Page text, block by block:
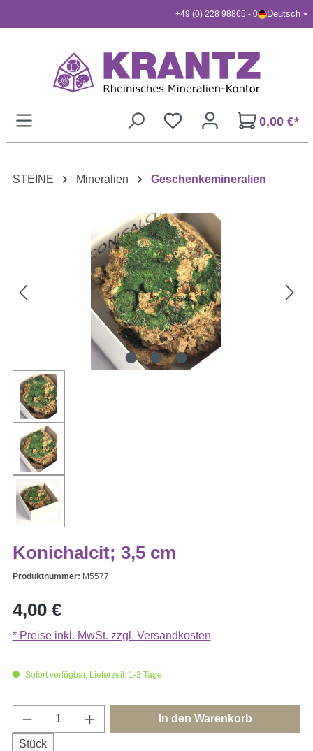
+49 (0) 228 98865 - 0 Deutsch
0,00 €*
STEINE Mineralien Geschenkemineralien
Konichalcit; 3,5 cm
Produktnummer: M5577
Regulärer Preis:
4,00 €
* Preise inkl. MwSt. zzgl. Versandkosten
Sofort verfügbar, Lieferzeit: 1-3 Tage
Produkt Anzahl: Gib den gewünschten
Stück
In den Warenkorb